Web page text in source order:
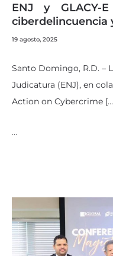
ENJ y GLACY-
ciberdelincuencia
19 agosto, 2025
Santo Domingo, R.D. –
Judicatura (ENJ), en
Action on Cybercrime
…